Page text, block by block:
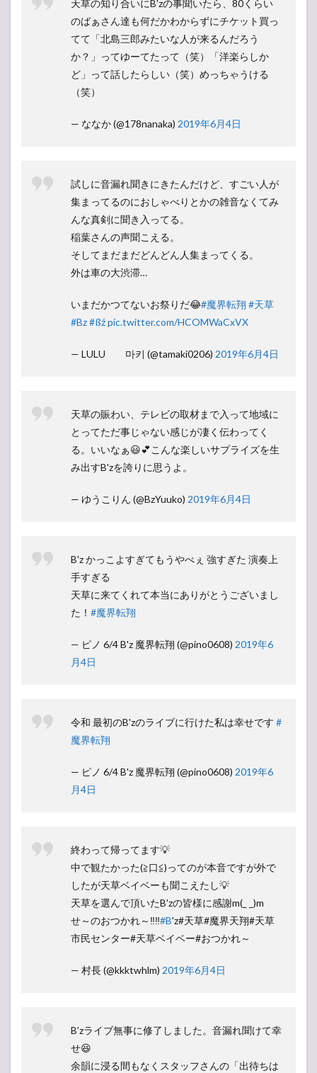
天草の知り合いにB'zの事聞いたら、80くらい
のばぁさん達も何だかわからずにチケット買っ
てて「北島三郎みたいな人が来るんだろう
か？」ってゆーてたって（笑）「洋楽らしか
ど」って話したらしい（笑）めっちゃうける
（笑）
— ななか (@178nanaka) 2019年6月4日
試しに音漏れ聞きにきたんだけど、すごい人が
集まってるのにおしゃべりとかの雑音なくてみ
んな真剣に聞き入ってる。
稲葉さんの声聞こえる。
そしてまだまだどんどん人集まってくる。
外は車の大渋滞…
いまだかつてないお祭りだ😂#魔界転翔 #天草
#Bz#ßźpic.twitter.com/HCOMWaCxVX
— LULU 마키 (@tamaki0206) 2019年6月4日
天草の賑わい、テレビの取材まで入って地域に
とってただ事じゃない感じが凄く伝わってく
る。いいなぁ😃💕こんな楽しいサプライズを生
み出すB'zを誇りに思うよ。
— ゆうこりん (@BzYuuko) 2019年6月4日
B'z かっこよすぎてもうやべぇ 強すぎた 演奏上
手すぎる
天草に来てくれて本当にありがとうございまし
た！ #魔界転翔
— ピノ 6/4 B'z 魔界転翔 (@pino0608) 2019年6
月4日
令和 最初のB'zのライブに行けた私は幸せです #
魔界転翔
— ピノ 6/4 B'z 魔界転翔 (@pino0608) 2019年6
月4日
終わって帰ってます💡
中で観たかった(≧口≦)ってのが本音ですが外で
したが天草ベイベーも聞こえたし💡
天草を選んで頂いたB'zの皆様に感謝m(_ _)m
せ～のおつかれ～‼️‼️#B'z#天草#魔界天翔#天草
市民センター#天草ベイベー#おつかれ～
— 村長 (@kkktwhlm) 2019年6月4日
B’zライブ無事に修了しました。音漏れ聞けて幸
せ😆
余韻に浸る間もなくスタッフさんの「出待ちは